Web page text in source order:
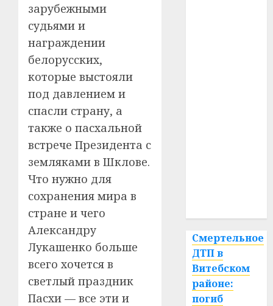
зарубежными
судьями и
награждении
белорусских,
которые выстояли
под давлением и
спасли страну, а
также о пасхальной
встрече Президента с
земляками в Шклове.
Что нужно для
сохранения мира в
стране и чего
Александру
Лукашенко больше
всего хочется в
светлый праздник
Пасхи — все эти и
Смертельное
ДТП в
Витебском
районе:
погиб